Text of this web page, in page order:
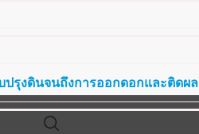
ปรุงดินจนถึงการออกดอกและติดผล